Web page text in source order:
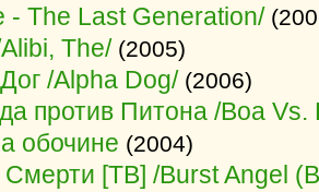
- The Last Generation/
The/ (2005)
/Alpha Dog/ (2006)
против Питона /Boa Vs.
обочине (2004)
[ТВ] /Burst Angel